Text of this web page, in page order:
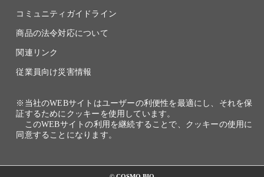
コミュニティガイドライン
商品の法令対応について
関連リンク
従業員向け災害情報
※当社のWEBサイトはユーザーの利便性を最適にし、それを保
証するためにクッキーを使用しています。
このWEBサイトの利用を継続することで、クッキーの使用に
同意することになります。